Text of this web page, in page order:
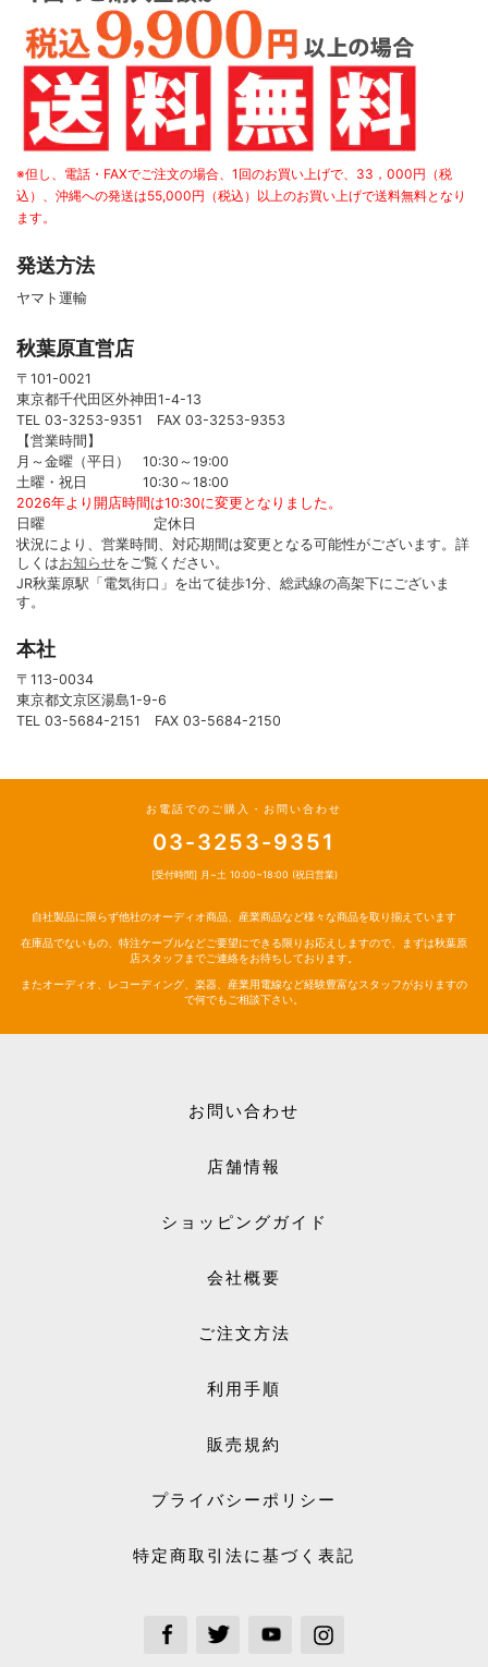
※但し、電話・FAXでご注文の場合、1回のお買い上げで、33，000円（税
込）、沖縄への発送は55,000円（税込）以上のお買い上げで送料無料となり
ます。
発送方法
ヤマト運輸
秋葉原直営店
〒101-0021
東京都千代田区外神田1-4-13
TEL 03-3253-9351 FAX 03-3253-9353
【営業時間】
月～金曜（平日） 10:30～19:00
土曜・祝日 10:30～18:00
2026年より開店時間は10:30に変更となりました。
日曜 定休日
状況により、営業時間、対応期間は変更となる可能性がございます。詳
しくはお知らせをご覧ください。
JR秋葉原駅「電気街口」を出て徒歩1分、総武線の高架下にございま
す。
本社
〒113-0034
東京都文京区湯島1-9-6
TEL 03-5684-2151 FAX 03-5684-2150
お電話でのご購入・お問い合わせ
03-3253-9351
[受付時間] 月~土 10:00~18:00 (祝日営業)
自社製品に限らず他社のオーディオ商品、産業商品など様々な商品を取り揃えています
在庫品でないもの、特注ケーブルなどご要望にできる限りお応えしますので、まずは秋葉原
店スタッフまでご連絡をお待ちしております。
またオーディオ、レコーディング、楽器、産業用電線など経験豊富なスタッフがおりますの
で何でもご相談下さい。
お問い合わせ
店舗情報
ショッピングガイド
会社概要
ご注文方法
利用手順
販売規約
プライバシーポリシー
特定商取引法に基づく表記
See our FacebookSee our Twitter